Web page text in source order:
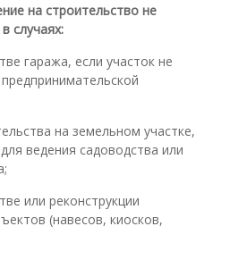
на строительство не
случаях:
гаража, если участок не
на земельном участке,
ведения садоводства или
или реконструкции
(навесов, киосков,